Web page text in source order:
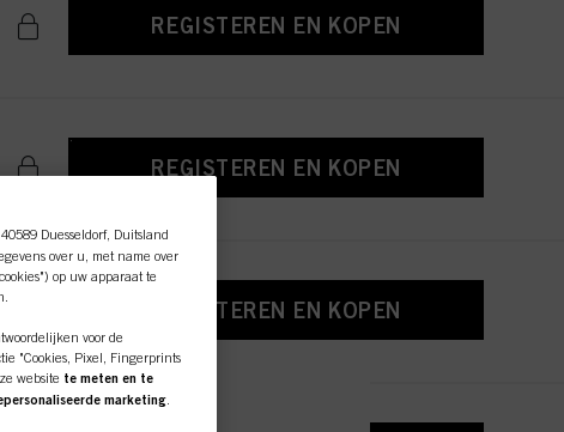
REGISTEREN EN KOPEN
REGISTEREN EN KOPEN
REGISTEREN EN KOPEN
40589 Duesseldorf, Duitsland
over u, met name over
op uw apparaat te
voor de
"Cookies, Pixel, Fingerprints
website te meten en te
marketing